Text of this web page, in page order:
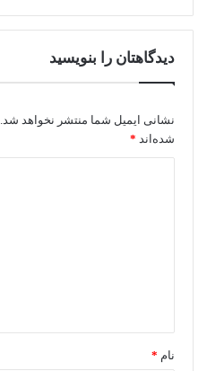
دیدگاهتان را بنویسید
نشانی ایمیل شما منتشر نخواهد شد.
شده‌اند *
نام *